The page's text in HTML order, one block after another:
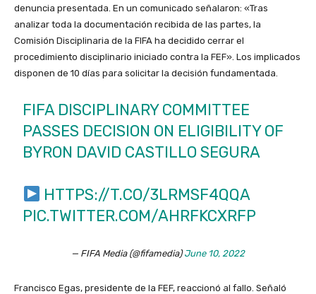
denuncia presentada. En un comunicado señalaron: «Tras
analizar toda la documentación recibida de las partes, la
Comisión Disciplinaria de la FIFA ha decidido cerrar el
procedimiento disciplinario iniciado contra la FEF». Los implicados
disponen de 10 días para solicitar la decisión fundamentada.
FIFA DISCIPLINARY COMMITTEE
PASSES DECISION ON ELIGIBILITY OF
BYRON DAVID CASTILLO SEGURA
HTTPS://T.CO/3LRMSF4QQA
PIC.TWITTER.COM/AHRFKCXRFP
— FIFA Media (@fifamedia)June 10, 2022
Francisco Egas, presidente de la FEF, reaccionó al fallo. Señaló